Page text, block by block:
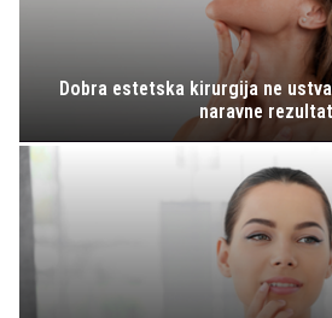
Dobra estetska kirurgija ne
naravne